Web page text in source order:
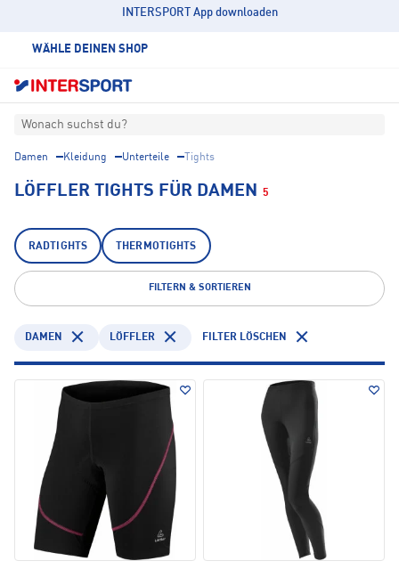
INTERSPORT App downloaden
WÄHLE DEINEN SHOP
Wonach suchst du?
Damen Kleidung Unterteile Tights
LÖFFLER TIGHTS FÜR DAMEN 5
RADTIGHTS THERMOTIGHTS
FILTERN & SORTIEREN
DAMEN LÖFFLER FILTER LÖSCHEN